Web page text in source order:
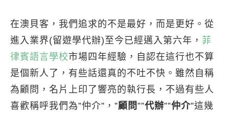
在澳貝客，我們追求的不是最好，而是更好。從
進入業界(留遊學代辦)至今已經邁入第六年， 菲
律賓語言學校市場四年經驗，自認在這行也不算
是個新人了，有些話還真的不吐不快。雖然自稱
為顧問，名片上印了響亮的執行長，不過有些人
喜歡稱呼我們為”仲介”，”顧問 ””代辦””仲介”這幾